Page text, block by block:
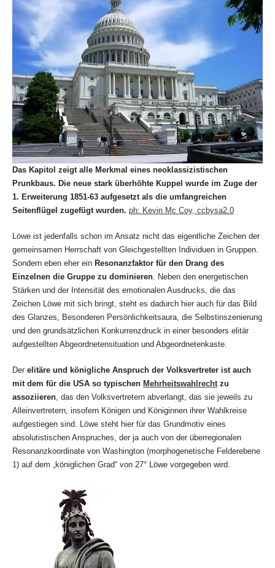
Das Kapitol zeigt alle Merkmal eines neoklassizistischen
Prunkbaus. Die neue stark überhöhte Kuppel wurde im Zuge der
1. Erweiterung 1851-63 aufgesetzt als die umfangreichen
Seitenflügel zugefügt wurden. ph: Kevin Mc Coy, ccbysa2.0
Löwe ist jedenfalls schon im Ansatz nicht das eigentliche Zeichen der
gemeinsamen Herrschaft von Gleichgestellten Individuen in Gruppen.
Sondern eben eher ein Resonanzfaktor für den Drang des
Einzelnen die Gruppe zu dominieren . Neben den energetischen
Stärken und der Intensität des emotionalen Ausdrucks, die das
Zeichen Löwe mit sich bringt, steht es dadurch hier auch für das Bild
des Glanzes, Besonderen Persönlichkeitsaura, die Selbstinszenierung
und den grundsätzlichen Konkurrenzdruck in einer besonders elitär
aufgestellten Abgeordnetensituation und Abgeordnetenkaste.
Der elitäre und königliche Anspruch der Volksvertreter ist auch
mit dem für die USA so typischen Mehrheitswahlrecht zu
assoziieren , das den Volksvertretern abverlangt, das sie jeweils zu
Alleinvertretern, insofern Königen und Königinnen ihrer Wahlkreise
aufgestiegen sind. Löwe steht hier für das Grundmotiv eines
absolutistischen Anspruches, der ja auch von der überregionalen
Resonanzkoordinate von Washington (morphogenetische Felderebene
1) auf dem „königlichen Grad“ von 27° Löwe vorgegeben wird.